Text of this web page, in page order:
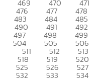
469 470 471
476 477 478
483 484 485
490 491 492
497 498 499
504 505 506
511 512 513
518 519 520
525 526 527
532 533 534